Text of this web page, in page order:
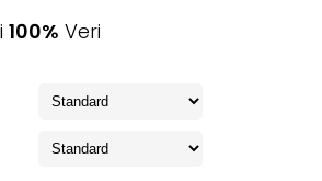
100% Veri